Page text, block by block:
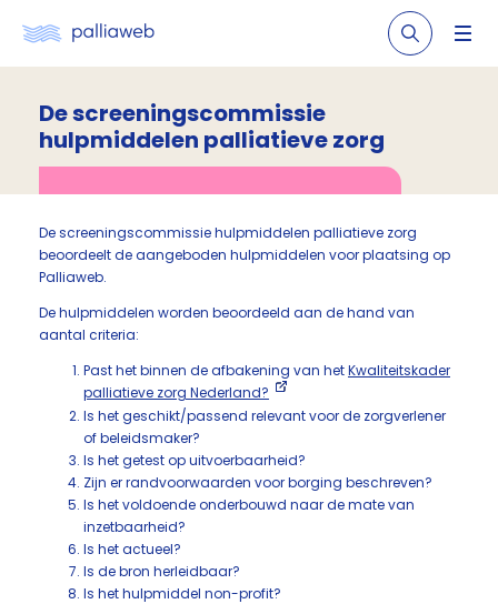
De screeningscommissie
hulpmiddelen palliatieve zorg
De screeningscommissie hulpmiddelen palliatieve zorg
beoordeelt de aangeboden hulpmiddelen voor plaatsing op
Palliaweb.
De hulpmiddelen worden beoordeeld aan de hand van
aantal criteria:
Past het binnen de afbakening van hetKwaliteitskader
palliatieve zorg Nederland?
Is het geschikt/passend relevant voor de zorgverlener
of beleidsmaker?
Is het getest op uitvoerbaarheid?
Zijn er randvoorwaarden voor borging beschreven?
Is het voldoende onderbouwd naar de mate van
inzetbaarheid?
Is het actueel?
Is de bron herleidbaar?
Is het hulpmiddel non-profit?